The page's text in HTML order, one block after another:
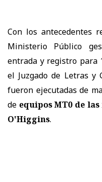
Con los antecedentes
Ministerio Público
entrada y registro para
el Juzgado de Letras y
fueron ejecutadas de
de equipos MT0 de
O'Higgins.